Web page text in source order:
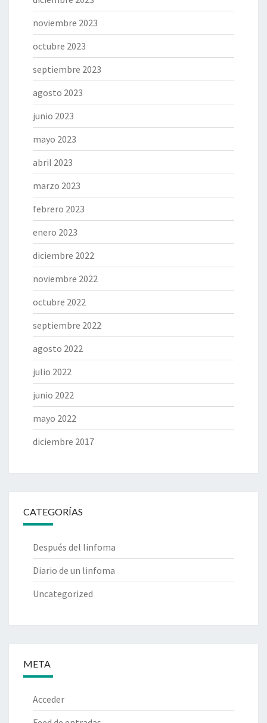
noviembre 2023
octubre 2023
septiembre 2023
agosto 2023
junio 2023
mayo 2023
abril 2023
marzo 2023
febrero 2023
enero 2023
diciembre 2022
noviembre 2022
octubre 2022
septiembre 2022
agosto 2022
julio 2022
junio 2022
mayo 2022
diciembre 2017
CATEGORÍAS
Después del linfoma
Diario de un linfoma
Uncategorized
META
Acceder